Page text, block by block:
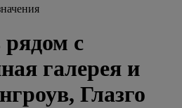
с
галерея и
Глазго